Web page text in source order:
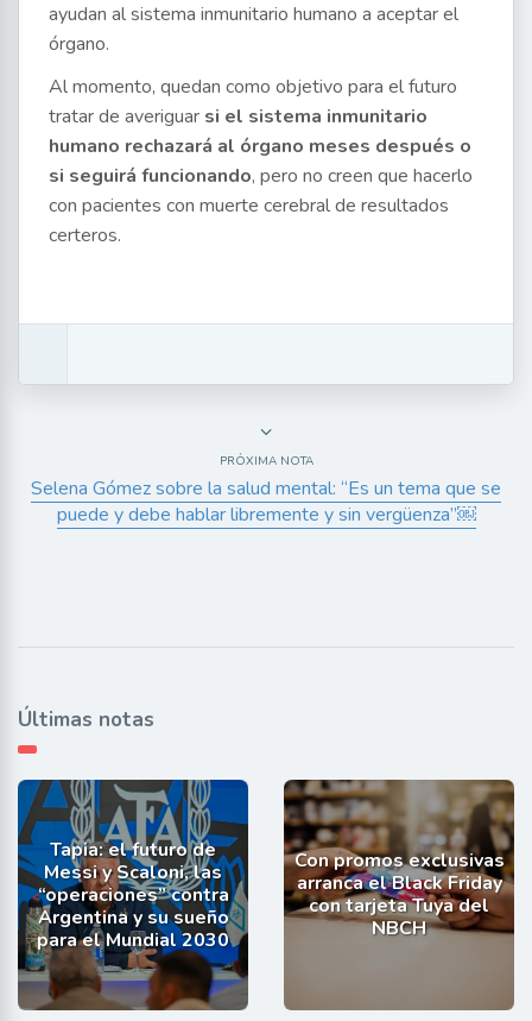
ayudan al sistema inmunitario humano a aceptar el
órgano.
Al momento, quedan como objetivo para el futuro
tratar de averiguar si el sistema inmunitario
humano rechazará al órgano meses después o
si seguirá funcionando, pero no creen que hacerlo
con pacientes con muerte cerebral de resultados
certeros.
PRÓXIMA NOTA
Selena Gómez sobre la salud mental: “Es un tema que se
puede y debe hablar libremente y sin vergüenza”￼
Últimas notas
Tapia: el futuro de
Messi y Scaloni, las
“operaciones” contra
Argentina y su sueño
para el Mundial 2030
Con promos exclusivas
arranca el Black Friday
con tarjeta Tuya del
NBCH